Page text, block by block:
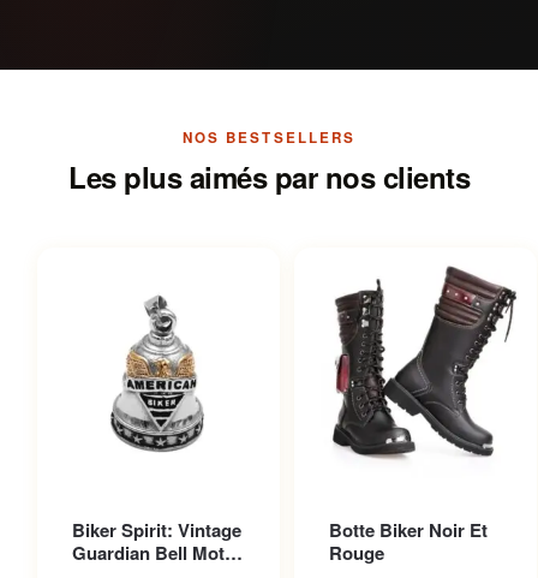
NOS BESTSELLERS
Les plus aimés par nos clients
Biker Spirit: Vintage
Guardian Bell Moto
Botte Biker Noir Et
Rouge